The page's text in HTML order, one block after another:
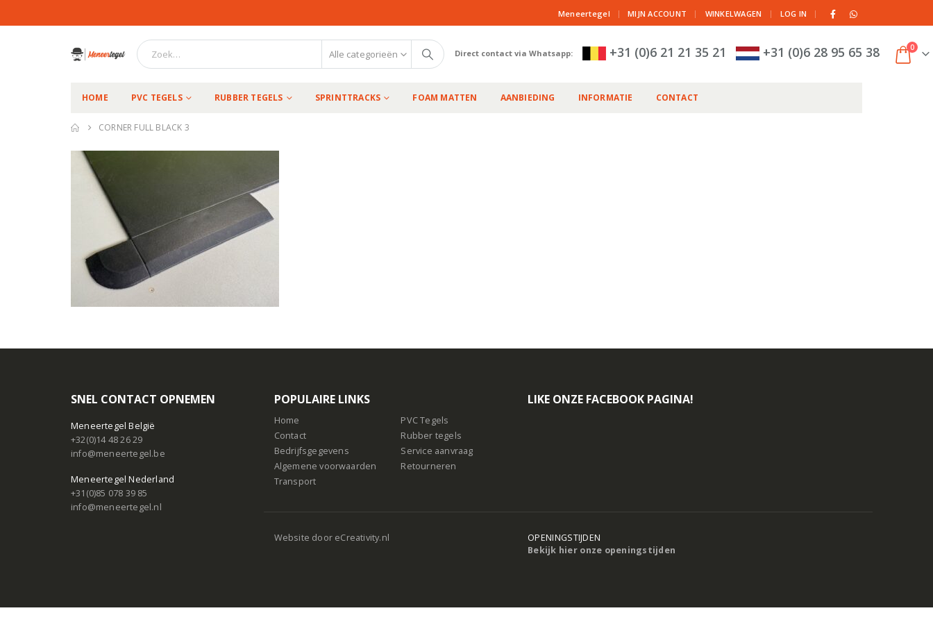
Meneertegel | MIJN ACCOUNT WINKELWAGEN LOG IN |
Alle categorieën Direct contact via Whatsapp: +31 (0)6 21 21 35 21 +31 (0)6 28 95 65 38 0
HOME PVC TEGELS RUBBER TEGELS SPRINTTRACKS FOAM MATTEN AANBIEDING INFORMATIE CONTACT
CORNER FULL BLACK 3
SNEL CONTACT OPNEMEN
Meneertegel België
+32(0)14 48 26 29
info@meneertegel.be
Meneertegel Nederland
+31(0)85 078 39 85
info@meneertegel.nl
POPULAIRE LINKS
Home
Contact
Bedrijfsgegevens
Algemene voorwaarden
Transport
PVC Tegels
Rubber tegels
Service aanvraag
Retourneren
LIKE ONZE FACEBOOK PAGINA!
Website door eCreativity.nl
OPENINGSTIJDEN
Bekijk hier onze openingstijden